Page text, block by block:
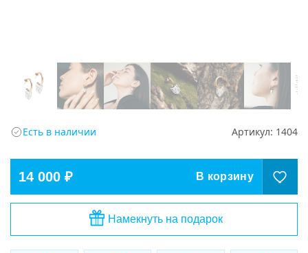
Есть в наличии Артикул: 1404
14 000 ₽ В корзину
Намекнуть на подарок